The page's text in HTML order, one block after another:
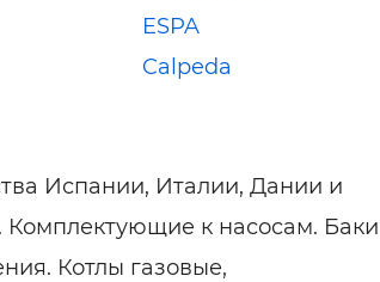
ESPA
Calpeda
Испании, Италии, Дании и
Комплектующие к насосам. Баки
Котлы газовые,